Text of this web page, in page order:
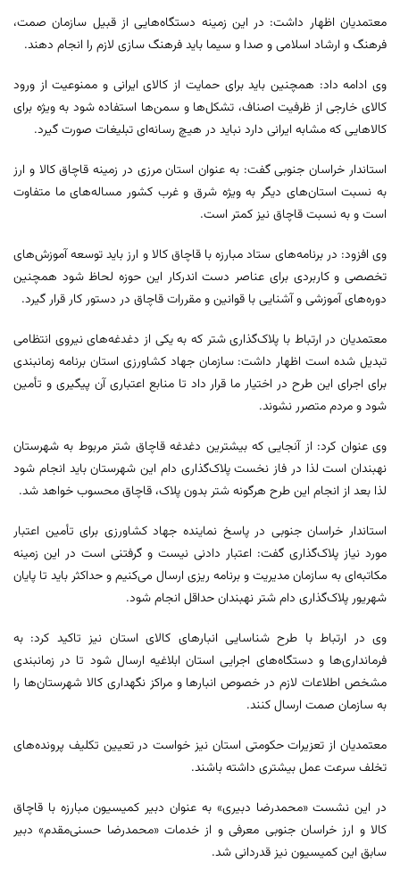
معتمدیان اظهار داشت: در این زمینه دستگاه‌هایی از قبیل سازمان صمت،
فرهنگ و ارشاد اسلامی و صدا و سیما باید فرهنگ سازی لازم را انجام دهند.
وی ادامه داد: همچنین باید برای حمایت از کالای ایرانی و ممنوعیت از ورود
کالای خارجی از ظرفیت اصناف، تشکل‌ها و سمن‌ها استفاده شود به ویژه برای
کالاهایی که مشابه ایرانی دارد نباید در هیچ رسانه‌ای تبلیغات صورت گیرد.
استاندار خراسان جنوبی گفت: به عنوان استان مرزی در زمینه قاچاق کالا و ارز
به نسبت استان‌های دیگر به ویژه شرق و غرب کشور مساله‌های ما متفاوت
است و به نسبت قاچاق نیز کمتر است.
وی افزود: در برنامه‌های ستاد مبارزه با قاچاق کالا و ارز باید توسعه آموزش‌های
تخصصی و کاربردی برای عناصر دست اندرکار این حوزه لحاظ شود همچنین
دوره‌های آموزشی و آشنایی با قوانین و مقررات قاچاق در دستور کار قرار گیرد.
معتمدیان در ارتباط با پلاک‌گذاری شتر که به یکی از دغدغه‌های نیروی انتظامی
تبدیل شده است اظهار داشت: سازمان جهاد کشاورزی استان برنامه زمانبندی
برای اجرای این طرح در اختیار ما قرار داد تا منابع اعتباری آن پیگیری و تأمین
شود و مردم متصرر نشوند.
وی عنوان کرد: از آنجایی که بیشترین دغدغه قاچاق شتر مربوط به شهرستان
نهبندان است لذا در فاز نخست پلاک‌گذاری دام این شهرستان باید انجام شود
لذا بعد از انجام این طرح هرگونه شتر بدون پلاک، قاچاق محسوب خواهد شد.
استاندار خراسان جنوبی در پاسخ نماینده جهاد کشاورزی برای تأمین اعتبار
مورد نیاز پلاک‌گذاری گفت: اعتبار دادنی نیست و گرفتنی است در این زمینه
مکاتبه‌ای به سازمان مدیریت و برنامه ریزی ارسال می‌کنیم و حداکثر باید تا پایان
شهریور پلاک‌گذاری دام شتر نهبندان حداقل انجام شود.
وی در ارتباط با طرح شناسایی انبارهای کالای استان نیز تاکید کرد: به
فرمانداری‌ها و دستگاه‌های اجرایی استان ابلاغیه ارسال شود تا در زمانبندی
مشخص اطلاعات لازم در خصوص انبارها و مراکز نگهداری کالا شهرستان‌ها را
به سازمان صمت ارسال کنند.
معتمدیان از تعزیرات حکومتی استان نیز خواست در تعیین تکلیف پرونده‌های
تخلف سرعت عمل بیشتری داشته باشند.
در این نشست «محمدرضا دبیری» به عنوان دبیر کمیسیون مبارزه با قاچاق
کالا و ارز خراسان جنوبی معرفی و از خدمات «محمدرضا حسنی‌مقدم» دبیر
سابق این کمیسیون نیز قدردانی شد.